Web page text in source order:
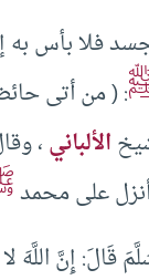
فلا بأس به
: ( من أتى
الألباني،
أنزل على محمد
قَالَ: إِنَّ اللَّهَ